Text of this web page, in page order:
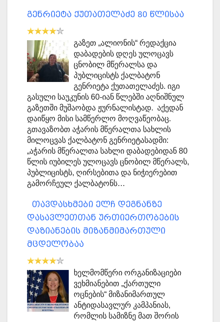
გენრიეტა ქუთათელაძე 80 წლისაა
გაზეთ „ალიონის“ რედაქცია
დაბადების დღეს ულოცავს
ცნობილ მწერალსა და
პუბლიცისტს ქალბატონ
გენრიეტა ქუთათელაძეს. იგი
გასული საუკუნის 60-იან წლებში აღნიშნულ
გაზეთში მუშაობდა ჟურნალისტად. აქედან
დაიწყო მისი სამწერლო მოღვაწეობაც.
გთავაზობთ აჭარის მწერალთა სახლის
მილოცვას ქალბატონ გენრიეტასადმი:
„აჭარის მწერალთა სახლი დაბადებიდან 80
წლის იუბილეს ულოცავს ცნობილ მწერალს,
პუბლიცისტს, ღირსებითა და ნიჭიერებით
გამორჩეულ ქალბატონს…
თავდასხმები ელჩ დეგნანზე
დასავლეთთან ურთიერთობების
დაზიანების მიზანმიმართული
მცდელობაა
ხელმომწერი ორგანიზაციები
ვეხმიანებით „ქართული
ოცნების“ მიზანიმართულ
ანტიდასავლურ კამპანიას,
რომლის სამიზნე მათ შორის